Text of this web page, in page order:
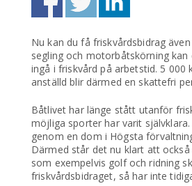
Nu kan du få friskvårdsbidrag
segling och motorbåtskörning kan
ingå i friskvård på arbetstid. 5 000
anställd blir därmed en skattefri
Båtlivet har länge stått utanför
möjliga sporter har varit
genom en dom i Högsta
Därmed står det nu klart att
som exempelvis golf och ridning
friskvårdsbidraget, så har inte